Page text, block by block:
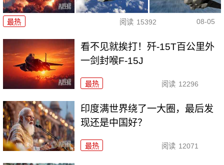
最热 阅读 15392 08-05
看不见就挨打！歼-15T百公里外
一剑封喉F-15J
最热 阅读 12296
印度满世界绕了一大圈，最后发
现还是中国好？
最热 阅读 12071